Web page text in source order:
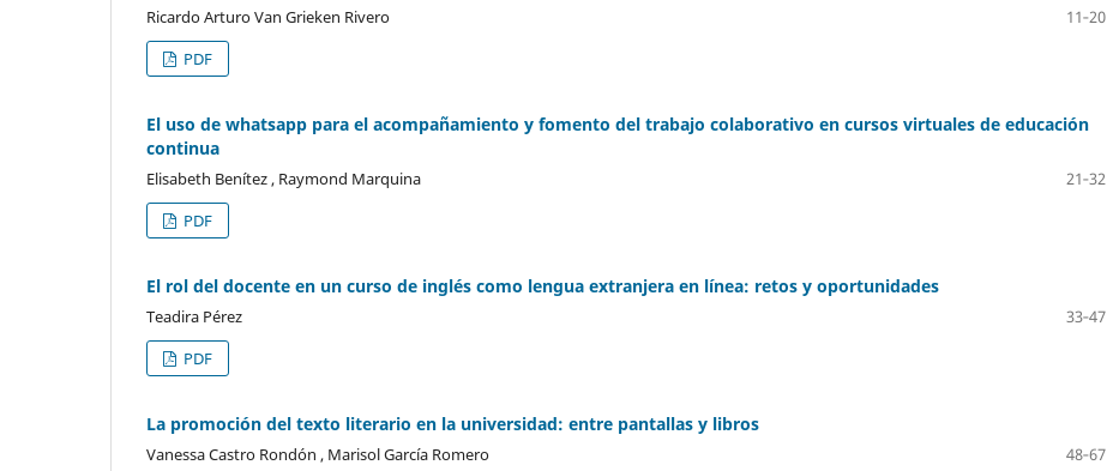
Ricardo Arturo Van Grieken Rivero
11‐20
PDF
El uso de whatsapp para el acompañamiento y fomento del trabajo colaborativo en cursos virtuales de educación
continua
Elisabeth Benítez , Raymond Marquina
21‐32
PDF
El rol del docente en un curso de inglés como lengua extranjera en línea: retos y oportunidades
Teadira Pérez
33‐47
PDF
La promoción del texto literario en la universidad: entre pantallas y libros
Vanessa Castro Rondón , Marisol García Romero
48‐67